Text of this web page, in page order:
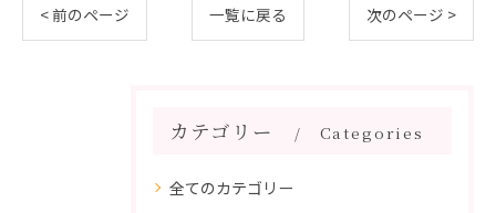
< 前のページ 一覧に戻る 次のページ >
カテゴリー Categories
全てのカテゴリー